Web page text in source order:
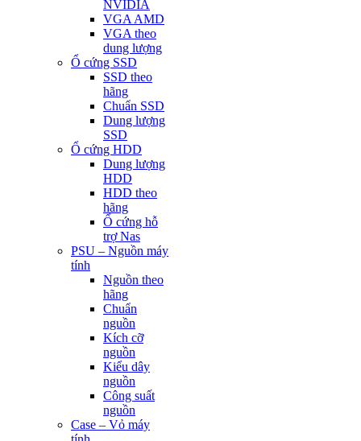
NVIDIA
VGA AMD
VGA theo
dung lượng
Ổ cứng SSD
SSD theo
hãng
Chuẩn SSD
Dung lượng
SSD
Ổ cứng HDD
Dung lượng
HDD
HDD theo
hãng
Ổ cứng hỗ
trợ Nas
PSU – Nguồn máy
tính
Nguồn theo
hãng
Chuẩn
nguồn
Kích cỡ
nguồn
Kiểu dây
nguồn
Công suất
nguồn
Case – Vỏ máy